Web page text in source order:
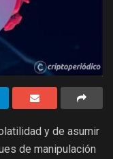
y de asumir
de manipulación